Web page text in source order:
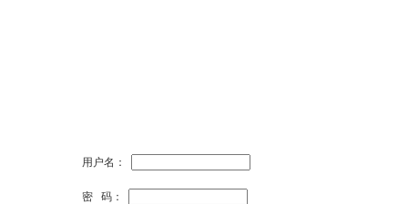
用户名：
密 码：